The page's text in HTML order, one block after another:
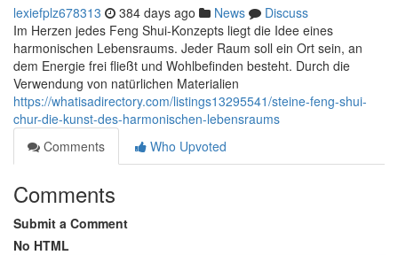
lexiefplz678313 384 days ago News
Discuss
Im Herzen jedes Feng Shui-Konzepts liegt die Idee eines
harmonischen Lebensraums. Jeder Raum soll ein Ort sein, an
dem Energie frei fließt und Wohlbefinden besteht. Durch die
Verwendung von natürlichen Materialien
https://whatisadirectory.com/listings13295541/steine-feng-shui-
chur-die-kunst-des-harmonischen-lebensraums
Comments
Who Upvoted
Comments
Submit a Comment
No HTML